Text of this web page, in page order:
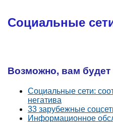
Социальные
Возможно, вам будет
Социальные сети:
негатива
33 зарубежные
Информационное